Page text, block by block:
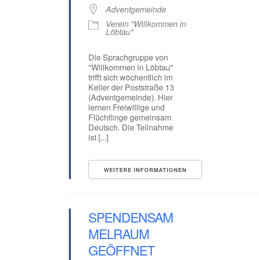
Adventgemeinde
Verein "Willkommen in
Löbtau"
Die Sprachgruppe von
"Willkommen in Löbtau"
trifft sich wöchentlich im
Keller der Poststraße 13
(Adventgemeinde). Hier
lernen Freiwillige und
Flüchtlinge gemeinsam
Deutsch. Die Teilnahme
ist [...]
WEITERE INFORMATIONEN
SPENDENSAM
MELRAUM
GEÖFFNET